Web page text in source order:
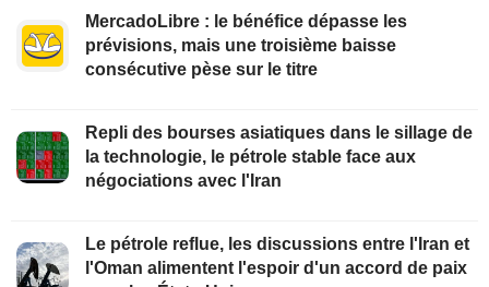
MercadoLibre : le bénéfice dépasse les
prévisions, mais une troisième baisse
consécutive pèse sur le titre
Repli des bourses asiatiques dans le sillage de
la technologie, le pétrole stable face aux
négociations avec l'Iran
Le pétrole reflue, les discussions entre l'Iran et
l'Oman alimentent l'espoir d'un accord de paix